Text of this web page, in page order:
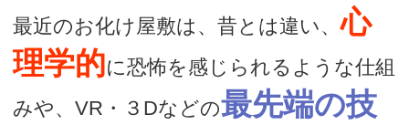
最近のお化け屋敷は、昔とは違い、心
理学的に恐怖を感じられるような仕組
みや、VR・３Dなどの最先端の技